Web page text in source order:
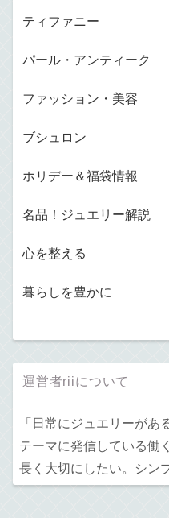
ティファニー
パール・アンティーク
ファッション・美容
ブシュロン
ホリデー＆福袋情報
名品！ジュエリー解説
心を整える
暮らしを豊かに
運営者riiについて
「日常にジュエリーがあ
テーマに発信している働
長く大切にしたい。シン